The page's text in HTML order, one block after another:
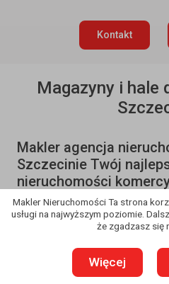
Kontakt
Magazyny i hale
Makler agencja
Szczecinie Twój
nieruchomości
Inwestuj, buduj lub wynajmuj
nieruchomości w Szczecinie
najwyższą jakość usług.
Znajdź powierzchnię
Makler Nieruchomości Ta strona
usługi na najwyższym poziomie.
że zgadzasz się
Więcej